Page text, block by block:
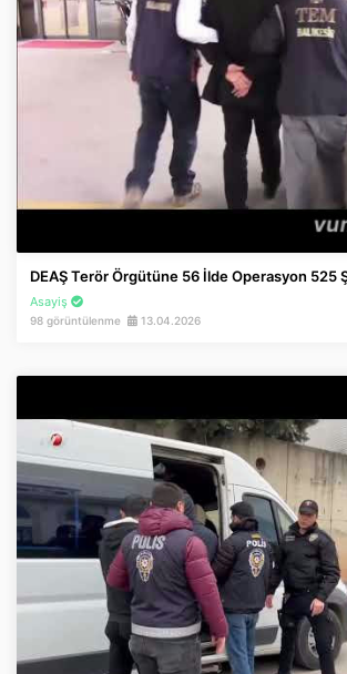
DEAŞ Terör Örgütüne 56 İlde Operasyon 525
Asayiş
98 görüntülenme 13.04.2026